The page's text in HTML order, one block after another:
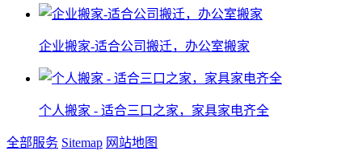
企业搬家-适合公司搬迁，办公室搬家
个人搬家 - 适合三口之家，家具家电齐全
全部服务 Sitemap 网站地图